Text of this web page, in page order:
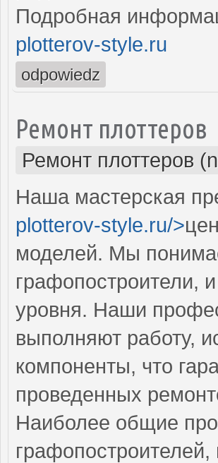
Подробная
plotterov-style.ru
odpowiedz
Ремонт плоттеров
Ремонт плоттеров
Наша мастерская
plotterov-style.ru/>
моделей. Мы
графопостроители,
уровня. Наши
выполняют работу,
компоненты, что
проведенных
Наиболее общие